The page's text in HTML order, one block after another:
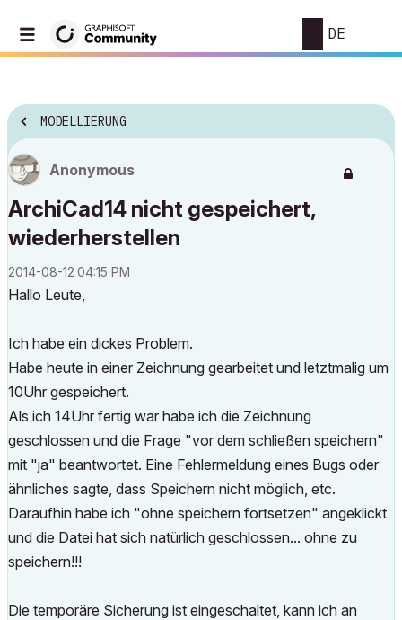
DE
MODELLIERUNG
Anonymous
ArchiCad14 nicht gespeichert,
wiederherstellen
‎2014-08-12 04:15 PM
Hallo Leute,
Ich habe ein dickes Problem.
Habe heute in einer Zeichnung gearbeitet und letztmalig um
10Uhr gespeichert.
Als ich 14Uhr fertig war habe ich die Zeichnung
geschlossen und die Frage "vor dem schließen speichern"
mit "ja" beantwortet. Eine Fehlermeldung eines Bugs oder
ähnliches sagte, dass Speichern nicht möglich, etc.
Daraufhin habe ich "ohne speichern fortsetzen" angeklickt
und die Datei hat sich natürlich geschlossen... ohne zu
speichern!!!
Die temporäre Sicherung ist eingeschaltet, kann ich an